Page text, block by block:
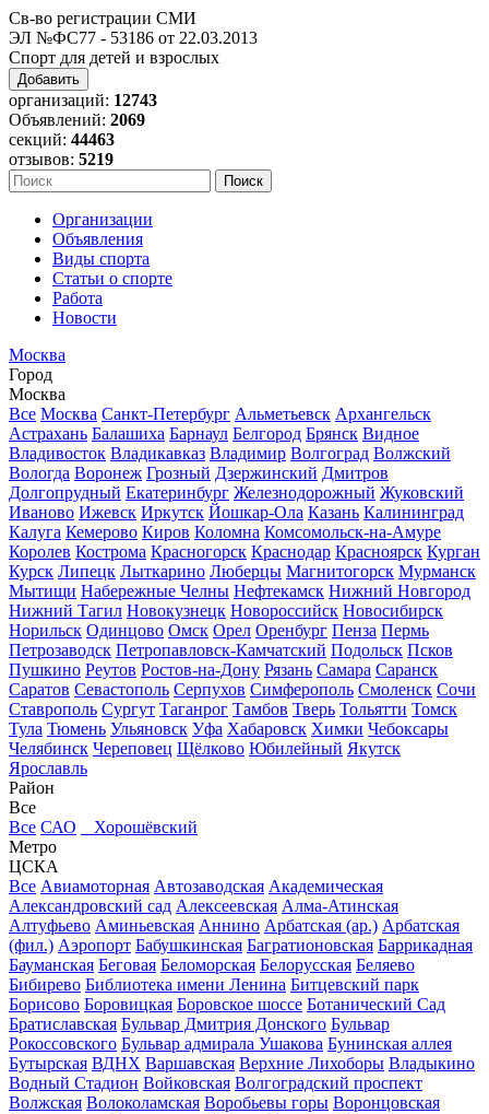
Св-во регистрации СМИ
ЭЛ №ФС77 - 53186 от 22.03.2013
Спорт для детей и взрослых
Добавить
организаций: 12743
Объявлений: 2069
секций: 44463
отзывов: 5219
Организации
Объявления
Виды спорта
Статьи о спорте
Работа
Новости
Москва
Город
Москва
Все Москва Санкт-Петербург Альметьевск Архангельск
Астрахань Балашиха Барнаул Белгород Брянск Видное
Владивосток Владикавказ Владимир Волгоград Волжский
Вологда Воронеж Грозный Дзержинский Дмитров
Долгопрудный Екатеринбург Железнодорожный Жуковский
Иваново Ижевск Иркутск Йошкар-Ола Казань Калининград
Калуга Кемерово Киров Коломна Комсомольск-на-Амуре
Королев Кострома Красногорск Краснодар Красноярск Курган
Курск Липецк Лыткарино Люберцы Магнитогорск Мурманск
Мытищи Набережные Челны Нефтекамск Нижний Новгород
Нижний Тагил Новокузнецк Новороссийск Новосибирск
Норильск Одинцово Омск Орел Оренбург Пенза Пермь
Петрозаводск Петропавловск-Камчатский Подольск Псков
Пушкино Реутов Ростов-на-Дону Рязань Самара Саранск
Саратов Севастополь Серпухов Симферополь Смоленск Сочи
Ставрополь Сургут Таганрог Тамбов Тверь Тольятти Томск
Тула Тюмень Ульяновск Уфа Хабаровск Химки Чебоксары
Челябинск Череповец Щёлково Юбилейный Якутск
Ярославль
Район
Все
Все САО
Хорошёвский
Метро
ЦСКА
Все Авиамоторная Автозаводская Академическая
Александровский сад Алексеевская Алма-Атинская
Алтуфьево Аминьевская Аннино Арбатская (ар.) Арбатская
(фил.) Аэропорт Бабушкинская Багратионовская Баррикадная
Бауманская Беговая Беломорская Белорусская Беляево
Бибирево Библиотека имени Ленина Битцевский парк
Борисово Боровицкая Боровское шоссе Ботанический Сад
Братиславская Бульвар Дмитрия Донского Бульвар
Рокоссовского Бульвар адмирала Ушакова Бунинская аллея
Бутырская ВДНХ Варшавская Верхние Лихоборы Владыкино
Водный Стадион Войковская Волгоградский проспект
Волжская Волоколамская Воробьевы горы Воронцовская